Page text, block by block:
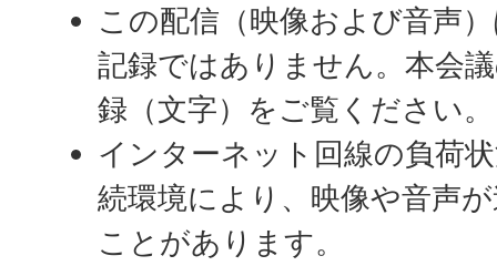
この配信（映像および音声
記録ではありません。本会
録（文字）をご覧ください。
インターネット回線の負荷
続環境により、映像や音声
ことがあります。